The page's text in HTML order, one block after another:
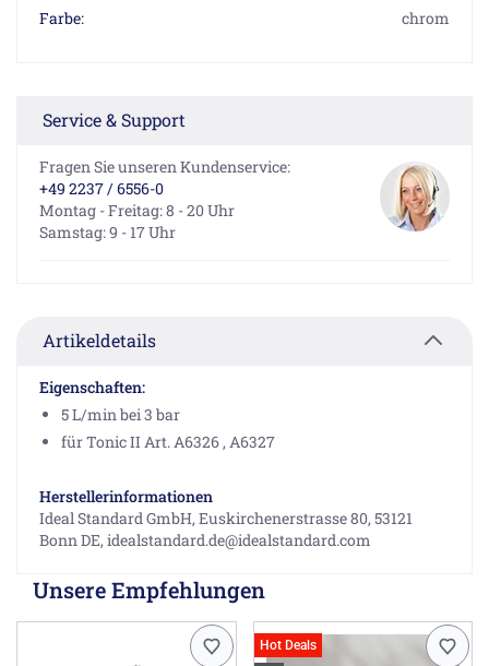
Farbe: chrom
Service & Support
Fragen Sie unseren Kundenservice:
+49 2237 / 6556-0
Montag - Freitag: 8 - 20 Uhr
Samstag: 9 - 17 Uhr
Artikeldetails
Eigenschaften:
5 L/min bei 3 bar
für Tonic II Art. A6326 , A6327
Herstellerinformationen
Ideal Standard GmbH, Euskirchenerstrasse 80, 53121
Bonn DE, idealstandard.de@idealstandard.com
Unsere Empfehlungen
Hot Deals